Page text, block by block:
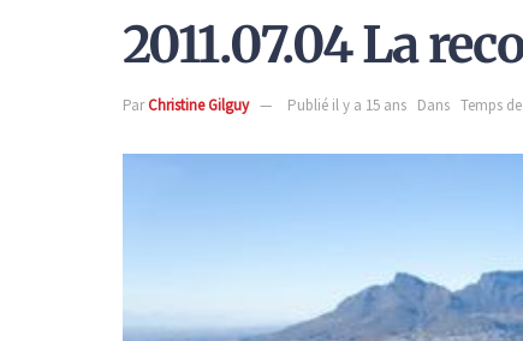
2011.07.04 La
ParChristine Gilguy Publié il y a 15 ans Dans Temps